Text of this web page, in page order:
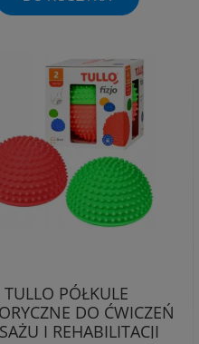
TULLO PÓŁKULE
DO ĆWICZEŃ
I REHABILITACJI